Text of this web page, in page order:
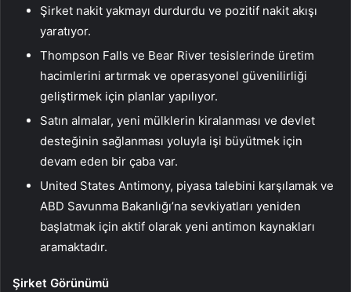
Şirket nakit yakmayı durdurdu ve pozitif nakit akışı
yaratıyor.
Thompson Falls ve Bear River tesislerinde üretim
hacimlerini artırmak ve operasyonel güvenilirliği
geliştirmek için planlar yapılıyor.
Satın almalar, yeni mülklerin kiralanması ve devlet
desteğinin sağlanması yoluyla işi büyütmek için
devam eden bir çaba var.
United States Antimony, piyasa talebini karşılamak ve
ABD Savunma Bakanlığı’na sevkiyatları yeniden
başlatmak için aktif olarak yeni antimon kaynakları
aramaktadır.
Şirket Görünümü